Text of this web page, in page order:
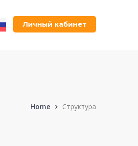
Личный кабинет
Home Структура